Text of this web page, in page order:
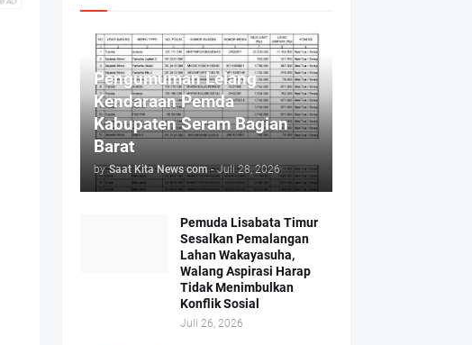
Pengumuman Lelang
Kendaraan Pemda
Kabupaten Seram Bagian
Barat
by Saat Kita News com - Juli 28, 2026
Pemuda Lisabata Timur
Sesalkan Pemalangan
Lahan Wakayasuha,
Walang Aspirasi Harap
Tidak Menimbulkan
Konflik Sosial
Juli 26, 2026